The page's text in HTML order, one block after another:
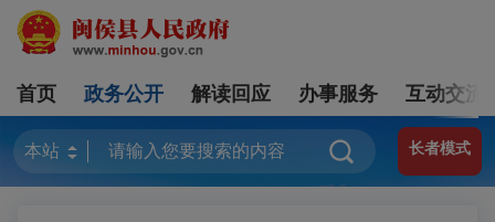
首页 政务公开 解读回应 办事服务 互动交流
长者模式